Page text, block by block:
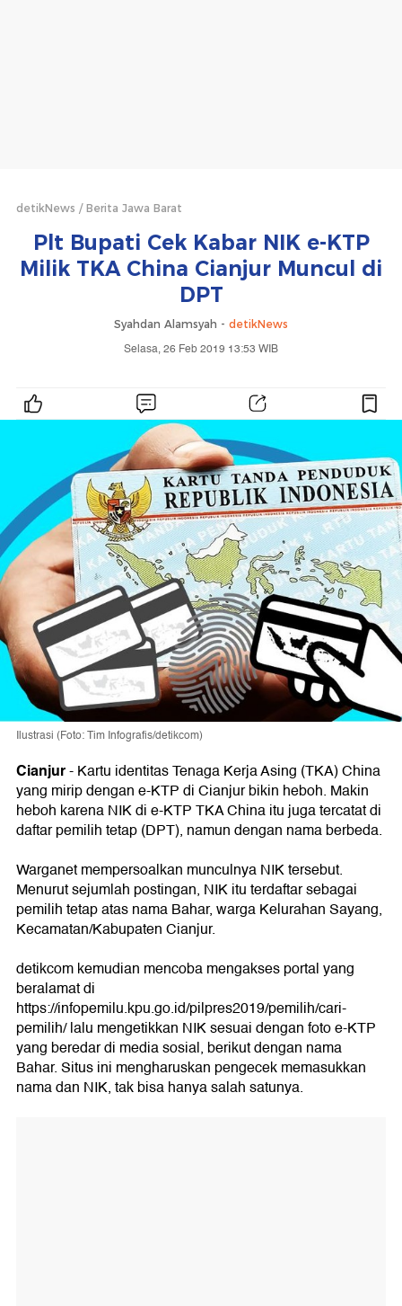
detikNews Berita Jawa Barat
Plt Bupati Cek Kabar NIK e-KTP
Milik TKA China Cianjur Muncul di
DPT
Syahdan Alamsyah - detikNews
Selasa, 26 Feb 2019 13:53 WIB
Ilustrasi (Foto: Tim Infografis/detikcom)
Cianjur-Kartu identitas Tenaga Kerja Asing (TKA) China
yang mirip dengan e-KTP di Cianjur bikin heboh. Makin
heboh karena NIK di e-KTP TKA China itu juga tercatat di
daftar pemilih tetap (DPT), namun dengan nama berbeda.
Warganet mempersoalkan munculnya NIK tersebut.
Menurut sejumlah postingan, NIK itu terdaftar sebagai
pemilih tetap atas nama Bahar, warga Kelurahan Sayang,
Kecamatan/Kabupaten Cianjur.
detikcom kemudian mencoba mengakses portal yang
beralamat di
https://infopemilu.kpu.go.id/pilpres2019/pemilih/cari-
pemilih/ lalu mengetikkan NIK sesuai dengan foto e-KTP
yang beredar di media sosial, berikut dengan nama
Bahar. Situs ini mengharuskan pengecek memasukkan
nama dan NIK, tak bisa hanya salah satunya.